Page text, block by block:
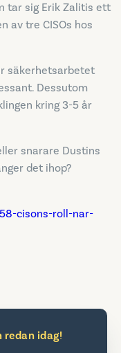
tar sig Erik Zalitis ett
av tre CISOs hos
säkerhetsarbetet
Dessutom
kring 3-5 år
snarare Dustins
det ihop?
cisons-roll-nar-
redan idag!